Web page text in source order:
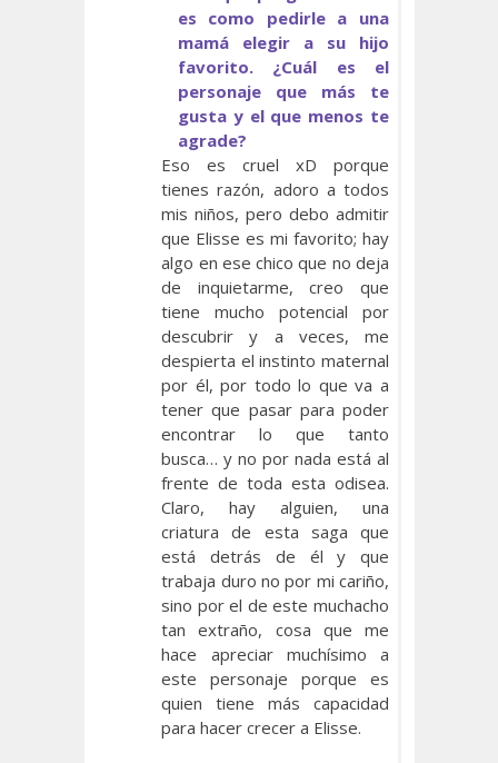
es como pedirle a una
mamá elegir a su hijo
favorito. ¿Cuál es el
personaje que más te
gusta y el que menos te
agrade?
Eso es cruel xD porque
tienes razón, adoro a todos
mis niños, pero debo admitir
que Elisse es mi favorito; hay
algo en ese chico que no deja
de inquietarme, creo que
tiene mucho potencial por
descubrir y a veces, me
despierta el instinto maternal
por él, por todo lo que va a
tener que pasar para poder
encontrar lo que tanto
busca… y no por nada está al
frente de toda esta odisea.
Claro, hay alguien, una
criatura de esta saga que
está detrás de él y que
trabaja duro no por mi cariño,
sino por el de este muchacho
tan extraño, cosa que me
hace apreciar muchísimo a
este personaje porque es
quien tiene más capacidad
para hacer crecer a Elisse.